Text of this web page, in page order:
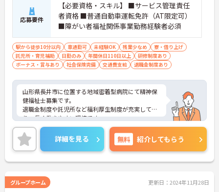
応募要件
【必要資格・スキル】 ■サービス管理責任
者資格 ■普通自動車運転免許（AT限定可）
■障がい者福祉関係事業勤務経験者必須
駅から徒歩10分以内 車通勤可 未経験OK 残業少なめ
寮・借り上げ
託児所・育児補助
日勤のみ 年間休日110日以上
研修制度あり
ボーナス・賞与あり
社会保険完備 交通費支給 退職金制度あり
山形県長井市に位置する地域密着型病院にて精神保
健福祉士募集です。
退職金制度や託児所など福利厚生制度が充実してお
り、長く働きやすい環境です。
ご興味のある方には、面接対策ポイントなど、さら
に詳細をお話いたしますので、お気軽にご相談くだ
さい。
詳細を見る 無料 紹介してもらう
グループホーム 更新日：2024年11月28日